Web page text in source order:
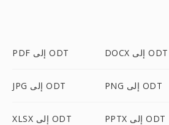
PDF إلى ODT DOCX إلى ODT
JPG إلى ODT PNG إلى ODT
XLSX إلى ODT PPTX إلى ODT